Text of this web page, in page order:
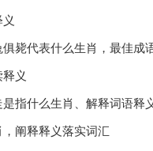
毙代表什么生肖，最佳成
义
指什么生肖、解释词语释
阐释释义落实词汇